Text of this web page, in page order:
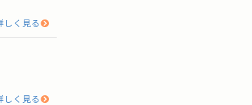
しく見る
しく見る